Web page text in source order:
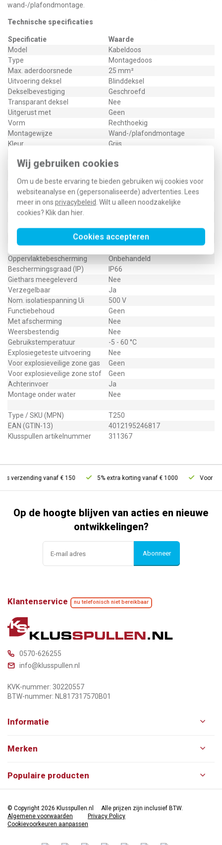
Wij gebruiken cookies
Om u de beste ervaring te bieden gebruiken wij cookies voor
websiteanalyse en (gepersonaliseerde) advertenties. Lees
meer in ons privacybeleid. Wilt u alleen noodzakelijke
cookies? Klik dan hier.
Cookies accepteren
wand-/plafondmontage.
Technische specificaties
Specificatie
Waarde
Model
Kabeldoos
Type
Montagedoos
Max. aderdoorsnede
25 mm²
Uitvoering deksel
Blinddeksel
Dekselbevestiging
Geschroefd
Transparant deksel
Nee
Uitgerust met
Geen
Vorm
Rechthoekig
Montagewijze
Wand-/plafondmontage
Kleur
Grijs
Lengte
240 mm
Diepte
95 mm
Rijgbaar
Ja
Aantal invoeren
16
Type behuizingsdoorvoer
Met trekontlasting
Nee
Kunststof
Halogeenvrij
Ja
Oppervlaktebescherming
Onbehandeld
Beschermingsgraad (IP)
IP66
Giethars meegeleverd
Nee
Verzegelbaar
Ja
Nom. isolatiespanning Ui
500 V
Functiebehoud
Geen
Met afscherming
Nee
Weersbestendig
Nee
Gebruikstemperatuur
-5 - 60 °C
Explosiegeteste uitvoering
Nee
Voor explosieveilige zone gas
Geen
Voor explosieveilige zone stof
Geen
Achterinvoer
Ja
Montage onder water
Nee
Type / SKU (MPN)
T250
EAN (GTIN-13)
4012195246817
Klusspullen artikelnummer
311367
verzending vanaf € 150 5% extra korting vanaf € 1000 Voor 21u
Op de hoogte blijven van acties en nieuwe
ontwikkelingen?
Abonneer
Klantenservice nu telefonisch niet bereikbaar
0570-626255
info@klusspullen.nl
KVK-nummer: 30220557
BTW-nummer: NL817317570B01
Informatie
Merken
Populaire producten
© Copyright 2026 Klusspullen.nl
Alle prijzen zijn inclusief BTW.
Algemene voorwaarden
Privacy Policy
Cookievoorkeuren aanpassen